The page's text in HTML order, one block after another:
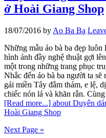
ở Hoài Giang Shop
18/07/2016 by Ao Ba Ba
Những mẫu áo bà ba đẹp
hình ảnh đầy nghệ thuật gợi
một trong những trang phục
Nhắc đến áo bà ba người ta
gái miền Tây đằm thám, e lệ,
chiếc nón lá và khăn rằn.
[Read more...] about Duyên
Hoài Giang Shop
Next Page »